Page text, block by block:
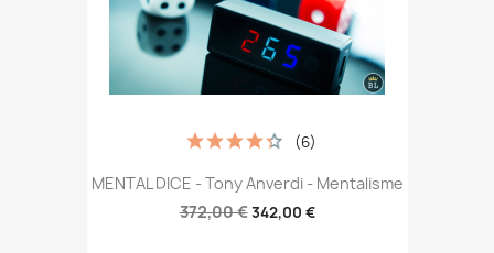
MENTAL DICE - Tony Anverdi - Mentalisme
372,00 €342,00 €
(6)